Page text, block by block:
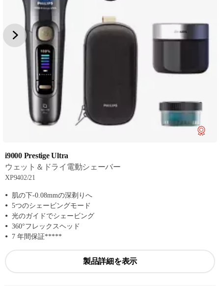
i9000 Prestige Ultra
ウェット＆ドライ電動シェーバー
XP9402/21
肌の下-0.08mmの深剃りへ
5つのシェービングモード
光のガイドでシェービング
360°フレックスヘッド
7 年間保証*****
製品詳細を表示